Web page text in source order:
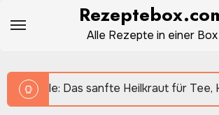
Inhalt
Alle Rezepte in einer Box
Heilkraut für Tee, Küche und